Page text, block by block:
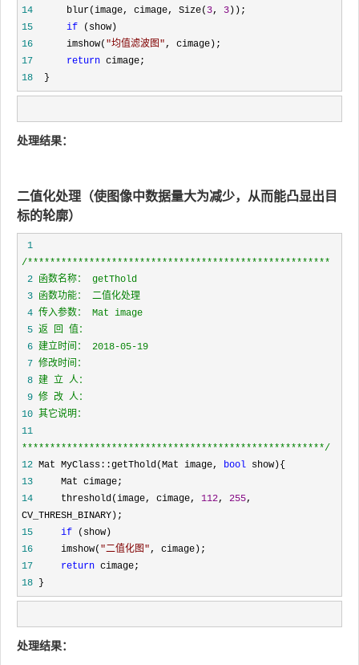
14
      blur(image, cimage, Size(
3, 3
15
if
16
      imshow(
"均值滤波图"
17
return
18
  }
处理结果：
二值化处理（使图像中数据量大为减少，从而能凸显出目
标的轮廓）
1
/*
2
3
4
5
6
7
8
9
10
11
******************************************************/
12 Mat MyClass::getThold(Mat image, bool
13
14
     threshold(image, cimage,
112, 255,
15
if
16
     imshow(
"二值化图"
17
return
18 }
处理结果：